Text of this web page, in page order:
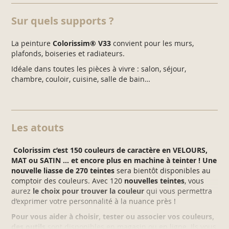
Sur quels supports ?
La peinture Colorissim® V33 convient pour les murs,
plafonds, boiseries et radiateurs.
Idéale dans toutes les pièces à vivre : salon, séjour,
chambre, couloir, cuisine, salle de bain…
Les atouts
Colorissim c’est 150 couleurs de caractère en VELOURS,
MAT ou SATIN … et encore plus en machine à teinter ! Une
nouvelle liasse de 270 teintes sera bientôt disponibles au
comptoir des couleurs. Avec 120 nouvelles teintes, vous
aurez le choix pour trouver la couleur qui vous permettra
d’exprimer votre personnalité à la nuance près !
Pour vous aider à choisir, tester ou associer vos couleurs,